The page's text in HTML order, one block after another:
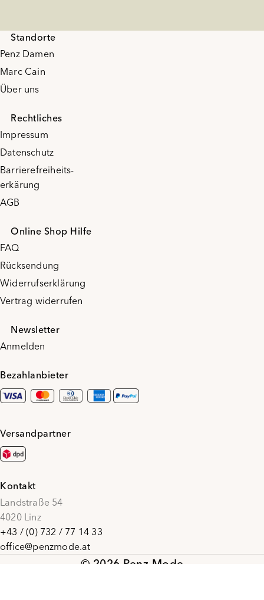
Standorte
Penz Damen
Marc Cain
Über uns
Rechtliches
Impressum
Datenschutz
Barrierefreiheits-
erkärung
AGB
Online Shop Hilfe
FAQ
Rücksendung
Widerrufserklärung
Vertrag widerrufen
Newsletter
Anmelden
Bezahlanbieter
Versandpartner
Kontakt
Landstraße 54
4020 Linz
+43 / (0) 732 / 77 14 33
office@penzmode.at
© 2026 Penz Mode